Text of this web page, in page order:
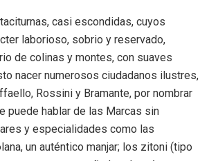
casi escondidas, cuyos
laborioso, sobrio y reservado,
de colinas y montes, con suaves
nacer numerosos ciudadanos ilustres,
Rossini y Bramante, por nombrar
puede hablar de las Marcas sin
y especialidades como las
un auténtico manjar; los zitoni (tipo